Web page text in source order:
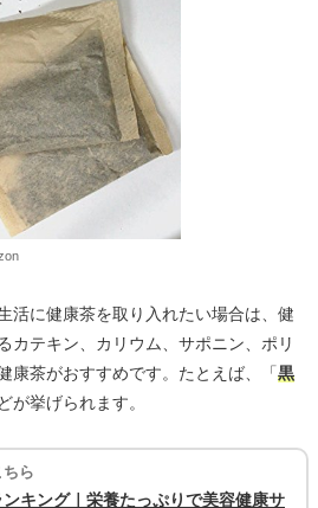
活に健康茶を取り入れたい場合は、健
カテキン、カリウム、サポニン、ポリ
康茶がおすすめです。たとえば、「黒
が挙げられます。
ら
キング｜栄養たっぷりで美容健康サ